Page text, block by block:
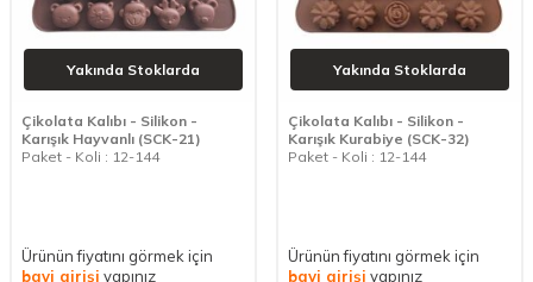
Yakında Stoklarda
Çikolata Kalıbı - Silikon -
Karışık Hayvanlı (SCK-21)
Paket - Koli : 12-144
Ürünün fiyatını görmek için
bayi girişi yapınız
Yakında Stoklarda
Çikolata Kalıbı - Silikon -
Karışık Kurabiye (SCK-32)
Paket - Koli : 12-144
Ürünün fiyatını görmek için
bayi girişi yapınız